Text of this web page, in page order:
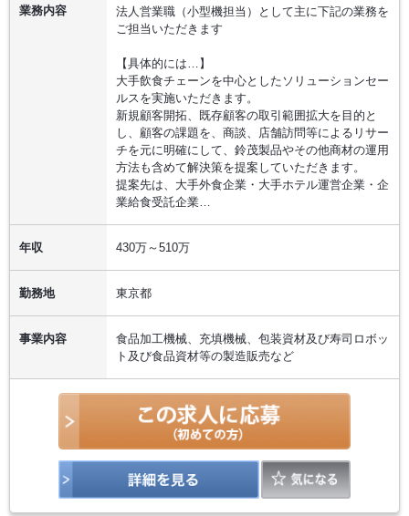
業務内容
法人営業職（小型機担当）として主に下記の業務を
ご担当いただきます
【具体的には…】
大手飲食チェーンを中心としたソリューションセー
ルスを実施いただきます。
新規顧客開拓、既存顧客の取引範囲拡大を目的と
し、顧客の課題を、商談、店舗訪問等によるリサー
チを元に明確にして、鈴茂製品やその他商材の運用
方法も含めて解決策を提案していただきます。
提案先は、大手外食企業・大手ホテル運営企業・企
業給食受託企業…
年収 430万～510万
勤務地 東京都
事業内容
食品加工機械、充填機械、包装資材及び寿司ロボッ
ト及び食品資材等の製造販売など